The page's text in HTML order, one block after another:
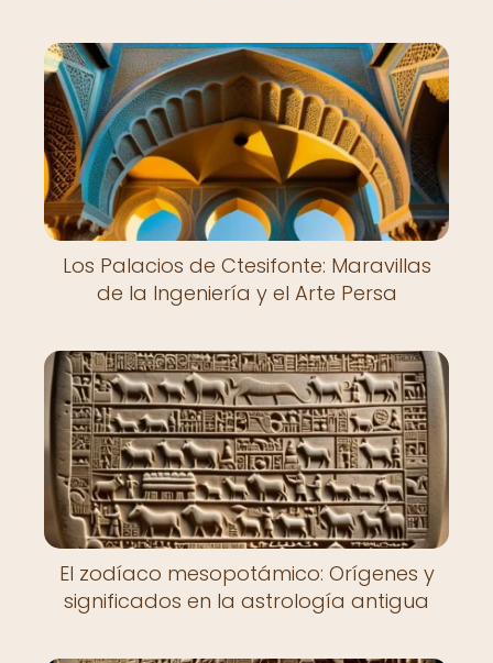
Los Palacios de Ctesifonte: Maravillas
de la Ingeniería y el Arte Persa
El zodíaco mesopotámico: Orígenes y
significados en la astrología antigua